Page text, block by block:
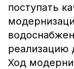
поступать
реализацию
Ход